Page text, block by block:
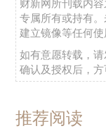
财新网所刊载内
专属所有或持有
建立镜像等任何使
如有意愿转载，
确认及授权后，方
推荐阅读